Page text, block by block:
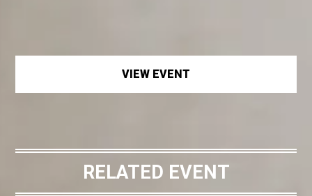
VIEW EVENT
RELATED EVENT